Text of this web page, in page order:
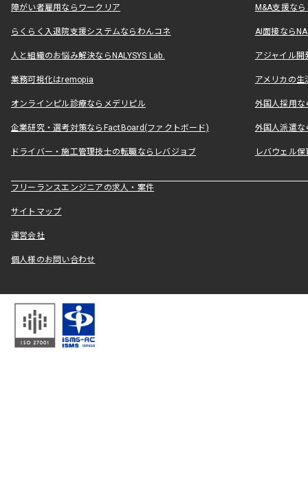
障がい者雇用ならワークリア M&A支援な
らくらく入退院支援システムならわんコネ AI面接なら
人と組織のお悩み解決ならNALYSYS Lab. アジャイル
業務可視化はremopia アメリカの
オンラインピル診療ならメデリピル 外国人採用
企業研究・選考対策ならFactBoard(ファクトボード) 外国人派遣な
ドライバー・施工管理技士の転職ならレバジョブ レバウェル
フリーランスエンジニアの求人・案件
サイトマップ
運営会社
個人様のお問い合わせ